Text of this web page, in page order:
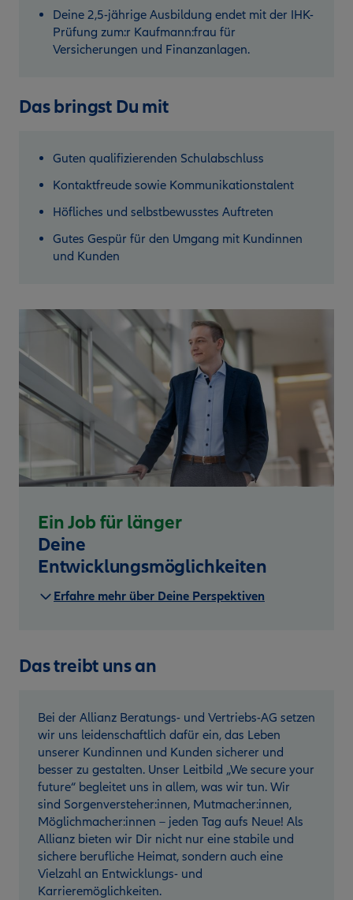
Deine 2,5-jährige Ausbildung endet mit der IHK-
Prüfung zum:r Kaufmann:frau für
Versicherungen und Finanzanlagen.
Das bringst Du mit
Guten qualifizierenden Schulabschluss
Kontaktfreude sowie Kommunikationstalent
Höfliches und selbstbewusstes Auftreten
Gutes Gespür für den Umgang mit Kundinnen
und Kunden
Ein Job für länger
Deine
Entwicklungsmöglichkeiten
Erfahre mehr über Deine Perspektiven
Das treibt uns an
Bei der Allianz Beratungs- und Vertriebs-AG setzen
wir uns leidenschaftlich dafür ein, das Leben
unserer Kundinnen und Kunden sicherer und
besser zu gestalten. Unser Leitbild „We secure your
future“ begleitet uns in allem, was wir tun. Wir
sind Sorgenversteher:innen, Mutmacher:innen,
Möglichmacher:innen – jeden Tag aufs Neue! Als
Allianz bieten wir Dir nicht nur eine stabile und
sichere berufliche Heimat, sondern auch eine
Vielzahl an Entwicklungs- und
Karrieremöglichkeiten.